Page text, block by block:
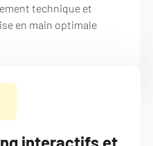
technique et
en main optimale